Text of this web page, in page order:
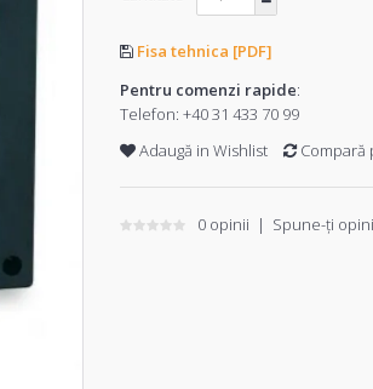
Fisa tehnica [PDF]
Pentru comenzi rapide:
Telefon: +40 31 433 70 99
Adaugă in Wishlist
Compară
0 opinii | Spune-ţi